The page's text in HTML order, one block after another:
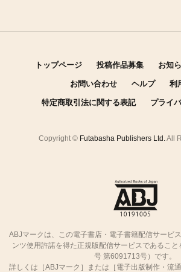
トップページ 投稿作品募集 お知
お問い合わせ ヘルプ 利
特定商取引法に関する表記 プライ
Copyright © Futabasha Publishers Ltd. All
ABJマークは、この電子書店・電子書籍配信サービ
ンツ使用許諾を得た正規版配信サービスであるこ
号 第6091713号）です。
詳しくは［ABJマーク］または［電子出版制作・流